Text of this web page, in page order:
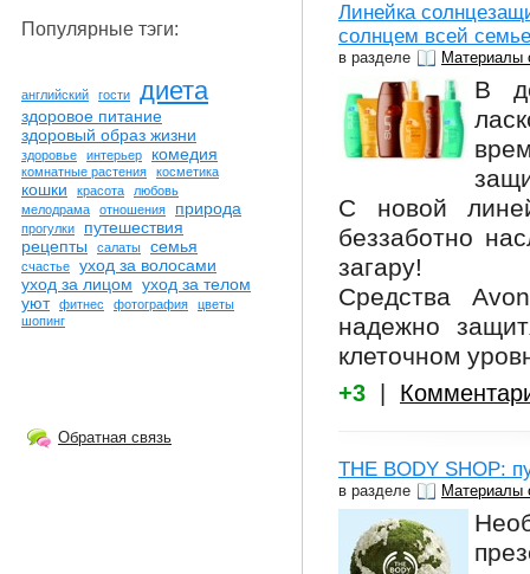
Линейка
солнцем всей
в разделе Материалы
В
С новой
беззаботно
загару!
Средства
надежно
клеточном
+3
THE BODY SHOP:
в разделе Материалы
Популярные тэги:
английский гости диета
здоровое питание
здоровый образ жизни
здоровье интерьер комедия
комнатные растения косметика
кошки красота
любовь
мелодрама
отношения природа
прогулки
путешествия
рецепты
салаты семья
счастье
уход за волосами
уход за лицом уход за телом
уют
фитнес фотография
цветы
шопинг
Обратная связь